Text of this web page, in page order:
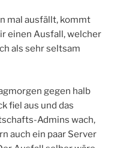
mal ausfällt, kommt
einen Ausfall, welcher
als sehr seltsam
gegen halb
fiel aus und das
Admins wach,
auch ein paar Server